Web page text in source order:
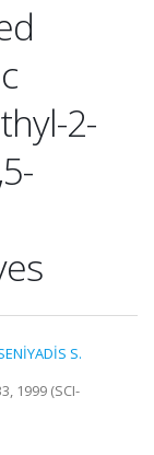
2-
S.
1999 (SCI-